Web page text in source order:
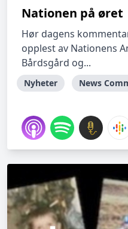
Nationen på øret
Hør dagens
opplest av Nationens
Bårdsgård og...
Nyheter News